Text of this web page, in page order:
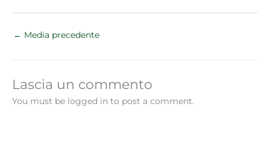
← Media precedente
Lascia un commento
You must be logged in to post a comment.